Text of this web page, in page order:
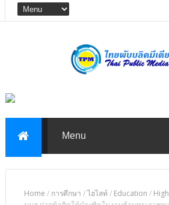
Home / การศึกษา /ไฮไลท์ / Education /